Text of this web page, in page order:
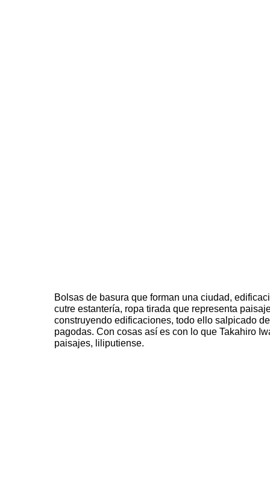
Bolsas de basura que forman una ciudad,
cutre estantería, ropa tirada que representa
construyendo edificaciones, todo ello salpicado
pagodas. Con cosas así es con lo que Takahiro
paisajes, liliputiense.